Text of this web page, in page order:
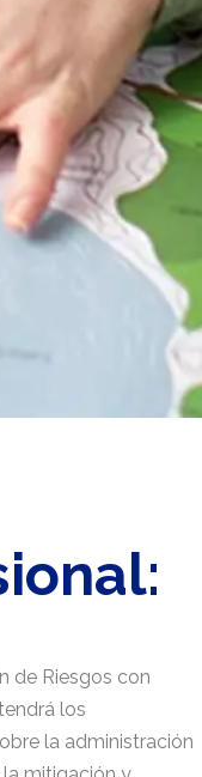
de Riesgos con
los
la administración